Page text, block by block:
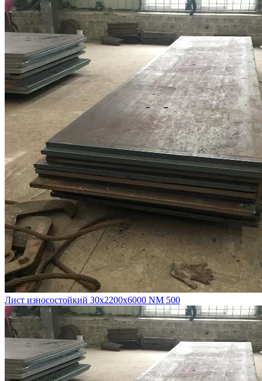
Лист износостойкий 30х2200х6000 NM 500